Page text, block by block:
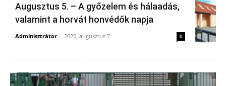
Augusztus 5. – A győzelem és hálaadás,
valamint a horvát honvédők napja
Adminisztrátor - 2026, augusztus 7. 0